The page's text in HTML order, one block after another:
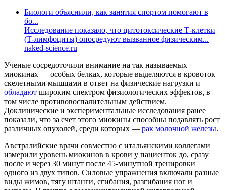
Биологи объяснили, как занятия спортом помогают в
бо...
Исследование показало, что цитотоксические Т-клетки
(Т-лимфоциты) опосредуют вызванное физическим...
naked-science.ru
Ученые сосредоточили внимание на так называемых
миокинах — особых белках, которые выделяются в кровоток
скелетными мышцами в ответ на физические нагрузки и
обладают широким спектром физиологических эффектов, в
том числе противовоспалительным действием.
Доклинические и экспериментальные исследования ранее
показали, что за счет этого миокины способны подавлять рост
различных опухолей, среди которых — рак молочной железы.
Австралийские врачи совместно с итальянскими коллегами
измерили уровень миокинов в крови у пациенток до, сразу
после и через 30 минут после 45-минутной тренировки
одного из двух типов. Силовые упражнения включали разные
виды жимов, тягу штанги, сгибания, разгибания ног и